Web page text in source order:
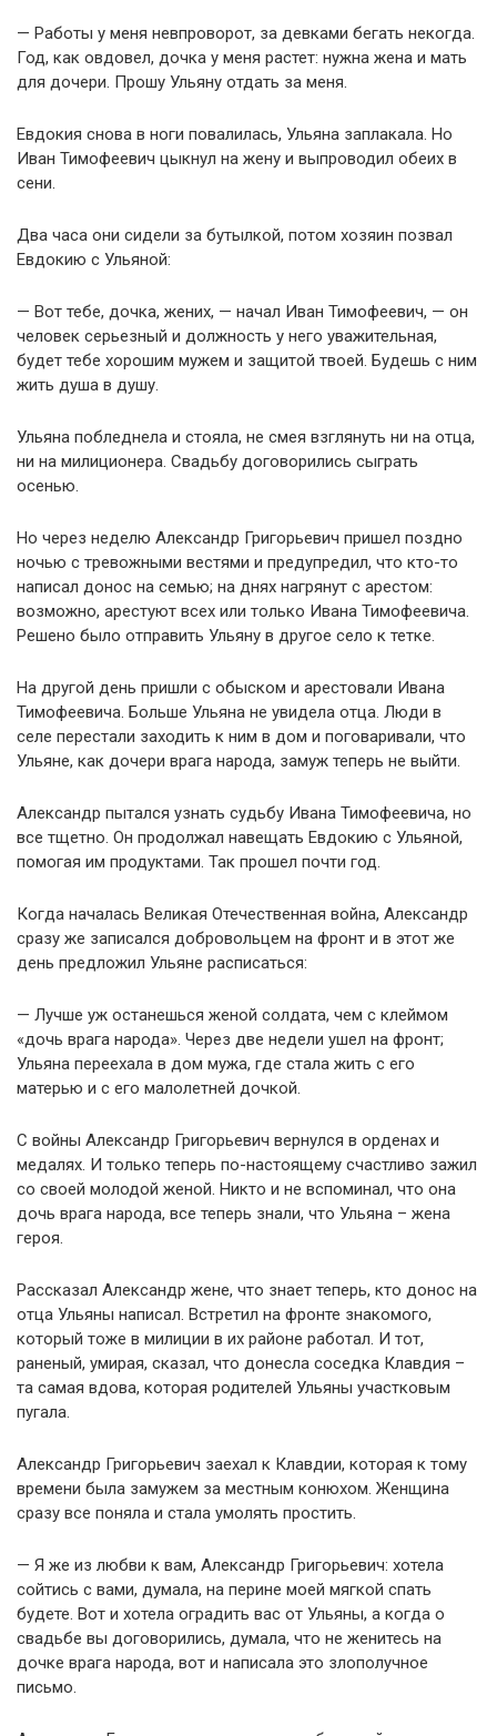
— Работы у меня невпроворот, за девками бегать некогда.
Год, как овдовел, дочка у меня растет: нужна жена и мать
для дочери. Прошу Ульяну отдать за меня.
Евдокия снова в ноги повалилась, Ульяна заплакала. Но
Иван Тимофеевич цыкнул на жену и выпроводил обеих в
сени.
Два часа они сидели за бутылкой, потом хозяин позвал
Евдокию с Ульяной:
— Вот тебе, дочка, жених, — начал Иван Тимофеевич, — он
человек серьезный и должность у него уважительная,
будет тебе хорошим мужем и защитой твоей. Будешь с ним
жить душа в душу.
Ульяна побледнела и стояла, не смея взглянуть ни на отца,
ни на милиционера. Свадьбу договорились сыграть
осенью.
Но через неделю Александр Григорьевич пришел поздно
ночью с тревожными вестями и предупредил, что кто-то
написал донос на семью; на днях нагрянут с арестом:
возможно, арестуют всех или только Ивана Тимофеевича.
Решено было отправить Ульяну в другое село к тетке.
На другой день пришли с обыском и арестовали Ивана
Тимофеевича. Больше Ульяна не увидела отца. Люди в
селе перестали заходить к ним в дом и поговаривали, что
Ульяне, как дочери врага народа, замуж теперь не выйти.
Александр пытался узнать судьбу Ивана Тимофеевича, но
все тщетно. Он продолжал навещать Евдокию с Ульяной,
помогая им продуктами. Так прошел почти год.
Когда началась Великая Отечественная война, Александр
сразу же записался добровольцем на фронт и в этот же
день предложил Ульяне расписаться:
— Лучше уж останешься женой солдата, чем с клеймом
«дочь врага народа». Через две недели ушел на фронт;
Ульяна переехала в дом мужа, где стала жить с его
матерью и с его малолетней дочкой.
С войны Александр Григорьевич вернулся в орденах и
медалях. И только теперь по-настоящему счастливо зажил
со своей молодой женой. Никто и не вспоминал, что она
дочь врага народа, все теперь знали, что Ульяна – жена
героя.
Рассказал Александр жене, что знает теперь, кто донос на
отца Ульяны написал. Встретил на фронте знакомого,
который тоже в милиции в их районе работал. И тот,
раненый, умирая, сказал, что донесла соседка Клавдия –
та самая вдова, которая родителей Ульяны участковым
пугала.
Александр Григорьевич заехал к Клавдии, которая к тому
времени была замужем за местным конюхом. Женщина
сразу все поняла и стала умолять простить.
— Я же из любви к вам, Александр Григорьевич: хотела
сойтись с вами, думала, на перине моей мягкой спать
будете. Вот и хотела оградить вас от Ульяны, а когда о
свадьбе вы договорились, думала, что не женитесь на
дочке врага народа, вот и написала это злополучное
письмо.